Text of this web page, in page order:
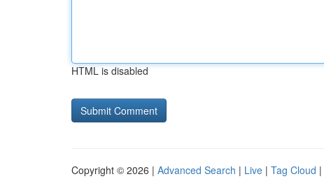
HTML is disabled
Copyright © 2026 | Advanced Search | Live | Tag Cloud |